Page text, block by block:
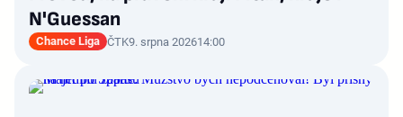
N'Guessan
Chance Liga ČTK9. srpna 202614:00